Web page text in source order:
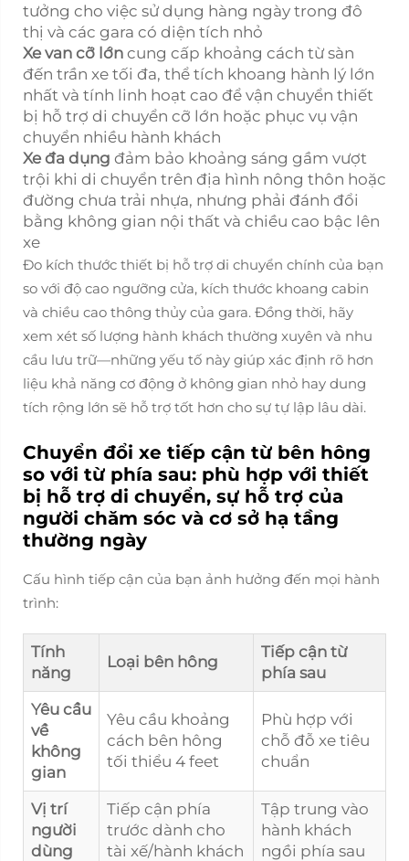
tưởng cho việc sử dụng hàng ngày trong đô
thị và các gara có diện tích nhỏ
Xe van cỡ lớn cung cấp khoảng cách từ sàn
đến trần xe tối đa, thể tích khoang hành lý lớn
nhất và tính linh hoạt cao để vận chuyển thiết
bị hỗ trợ di chuyển cỡ lớn hoặc phục vụ vận
chuyển nhiều hành khách
Xe đa dụng đảm bảo khoảng sáng gầm vượt
trội khi di chuyển trên địa hình nông thôn hoặc
đường chưa trải nhựa, nhưng phải đánh đổi
bằng không gian nội thất và chiều cao bậc lên
xe
Đo kích thước thiết bị hỗ trợ di chuyển chính của bạn
so với độ cao ngưỡng cửa, kích thước khoang cabin
và chiều cao thông thủy của gara. Đồng thời, hãy
xem xét số lượng hành khách thường xuyên và nhu
cầu lưu trữ—những yếu tố này giúp xác định rõ hơn
liệu khả năng cơ động ở không gian nhỏ hay dung
tích rộng lớn sẽ hỗ trợ tốt hơn cho sự tự lập lâu dài.
Chuyển đổi xe tiếp cận từ bên hông
so với từ phía sau: phù hợp với thiết
bị hỗ trợ di chuyển, sự hỗ trợ của
người chăm sóc và cơ sở hạ tầng
thường ngày
Cấu hình tiếp cận của bạn ảnh hưởng đến mọi hành
trình:
Tính
năng
Loại bên hông
Tiếp cận từ
phía sau
Yêu cầu
về
không
gian
Yêu cầu khoảng
cách bên hông
tối thiểu 4 feet
Phù hợp với
chỗ đỗ xe tiêu
chuẩn
Vị trí
người
dùng
Tiếp cận phía
trước dành cho
tài xế/hành khách
Tập trung vào
hành khách
ngồi phía sau